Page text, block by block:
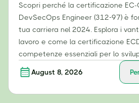
Scopri perché la certificazione
DevSecOps Engineer (312-97) è
tua carriera nel 2024. Esplora i
lavoro e come la certificazione
competenze essenziali per lo
August 8, 2026